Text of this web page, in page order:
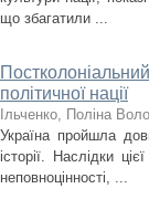
що збагатили ...
політичної нації
Ільченко, Поліна
Україна пройшла
історії. Наслідки
неповноцінності, ...